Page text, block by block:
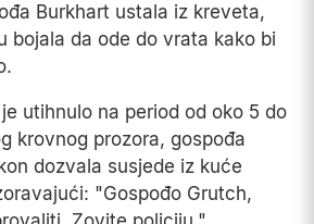
Burkhart ustala iz kreveta,
bojala da ode do vrata kako bi
utihnulo na period od oko 5 do
krovnog prozora, gospođa
dozvala susjede iz kuće
"Gospođo Grutch,